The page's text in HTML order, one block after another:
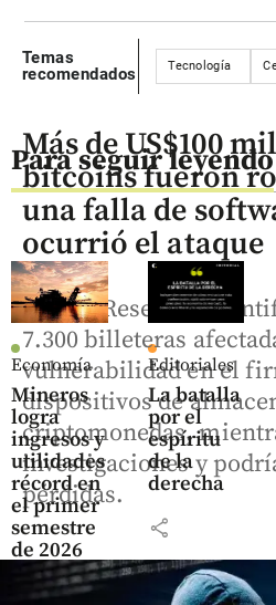
Temas
recomendados
Tecnología
Para seguir leyendo
Economía
Mineros
logra
ingresos y
utilidades
récord en
el primer
semestre
de 2026
share
Editoriales
La batalla
por el
espíritu
de la
derecha
share
Más de US$100
bitcoins fueron
una falla de
ocurrió el ataque
Galaxy Research
7.300 billeteras
vulnerabilidad en el
dispositivos de
criptomonedas,
investigaciones y
pérdidas.